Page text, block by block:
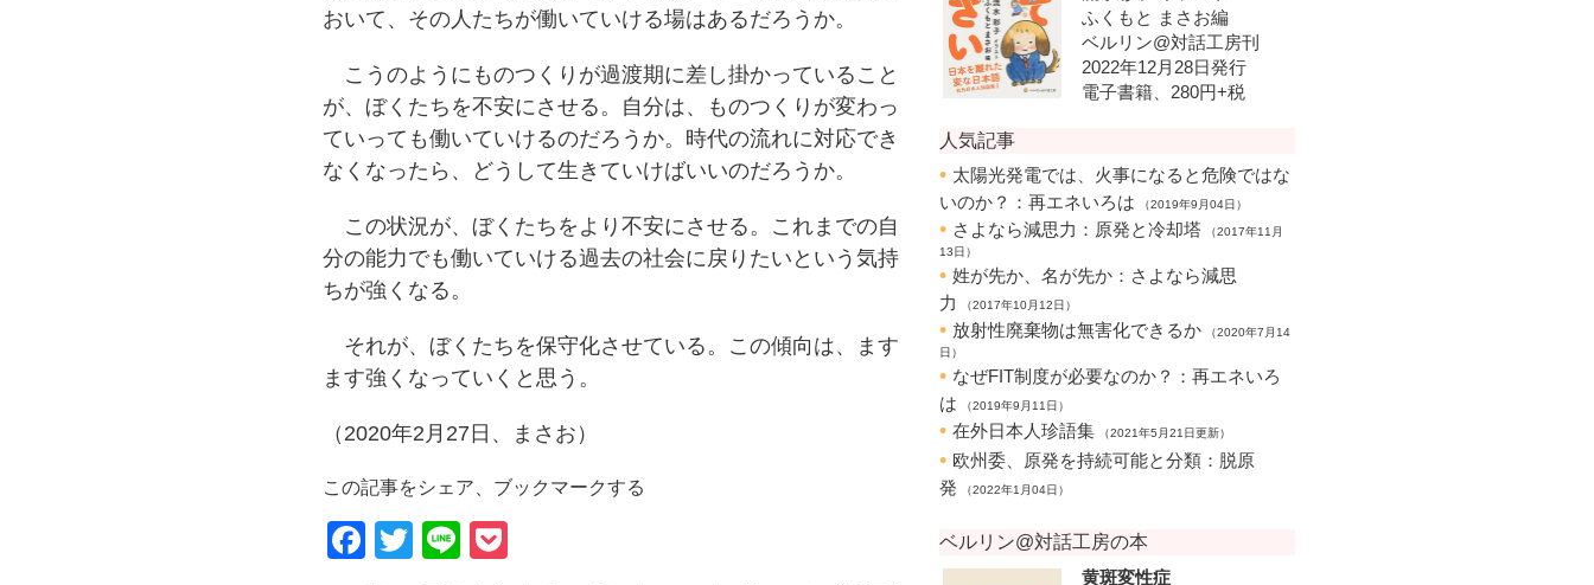
おいて、その人たちが働いていける場はあるだろうか。
こうのようにものつくりが過渡期に差し掛かっていること
が、ぼくたちを不安にさせる。自分は、ものつくりが変わっ
ていっても働いていけるのだろうか。時代の流れに対応でき
なくなったら、どうして生きていけばいいのだろうか。
この状況が、ぼくたちをより不安にさせる。これまでの自
分の能力でも働いていける過去の社会に戻りたいという気持
ちが強くなる。
それが、ぼくたちを保守化させている。この傾向は、ます
ます強くなっていくと思う。
（2020年2月27日、まさお）
この記事をシェア、ブックマークする
Facebook
Twitter
Line